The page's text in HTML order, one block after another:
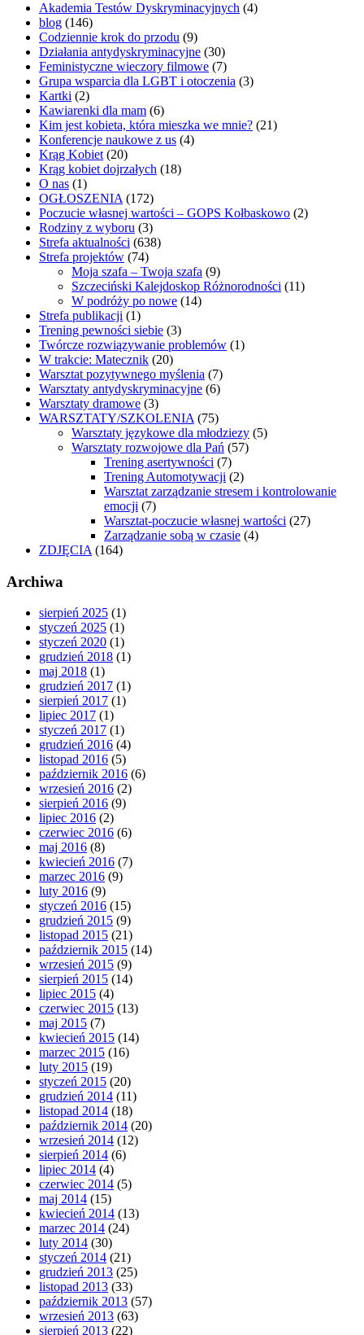
Akademia Testów Dyskryminacyjnych (4)
blog (146)
Codziennie krok do przodu (9)
Działania antydyskryminacyjne (30)
Feministyczne wieczory filmowe (7)
Grupa wsparcia dla LGBT i otoczenia (3)
Kartki (2)
Kawiarenki dla mam (6)
Kim jest kobieta, która mieszka we mnie? (21)
Konferencje naukowe z us (4)
Krąg Kobiet (20)
Krąg kobiet dojrzałych (18)
O nas (1)
OGŁOSZENIA (172)
Poczucie własnej wartości – GOPS Kołbaskowo (2)
Rodziny z wyboru (3)
Strefa aktualności (638)
Strefa projektów (74)
Moja szafa – Twoja szafa (9)
Szczeciński Kalejdoskop Różnorodności (11)
W podróży po nowe (14)
Strefa publikacji (1)
Trening pewności siebie (3)
Twórcze rozwiązywanie problemów (1)
W trakcie: Matecznik (20)
Warsztat pozytywnego myślenia (7)
Warsztaty antydyskryminacyjne (6)
Warsztaty dramowe (3)
WARSZTATY/SZKOLENIA (75)
Warsztaty językowe dla młodziezy (5)
Warsztaty rozwojowe dla Pań (57)
Trening asertywności (7)
Trening Automotywacji (2)
Warsztat zarządzanie stresem i kontrolowanie
emocji (7)
Warsztat-poczucie własnej wartości (27)
Zarządzanie sobą w czasie (4)
ZDJĘCIA (164)
Archiwa
sierpień 2025 (1)
styczeń 2025 (1)
styczeń 2020 (1)
grudzień 2018 (1)
maj 2018 (1)
grudzień 2017 (1)
sierpień 2017 (1)
lipiec 2017 (1)
styczeń 2017 (1)
grudzień 2016 (4)
listopad 2016 (5)
październik 2016 (6)
wrzesień 2016 (2)
sierpień 2016 (9)
lipiec 2016 (2)
czerwiec 2016 (6)
maj 2016 (8)
kwiecień 2016 (7)
marzec 2016 (9)
luty 2016 (9)
styczeń 2016 (15)
grudzień 2015 (9)
listopad 2015 (21)
październik 2015 (14)
wrzesień 2015 (9)
sierpień 2015 (14)
lipiec 2015 (4)
czerwiec 2015 (13)
maj 2015 (7)
kwiecień 2015 (14)
marzec 2015 (16)
luty 2015 (19)
styczeń 2015 (20)
grudzień 2014 (11)
listopad 2014 (18)
październik 2014 (20)
wrzesień 2014 (12)
sierpień 2014 (6)
lipiec 2014 (4)
czerwiec 2014 (5)
maj 2014 (15)
kwiecień 2014 (13)
marzec 2014 (24)
luty 2014 (30)
styczeń 2014 (21)
grudzień 2013 (25)
listopad 2013 (33)
październik 2013 (57)
wrzesień 2013 (63)
sierpień 2013 (22)